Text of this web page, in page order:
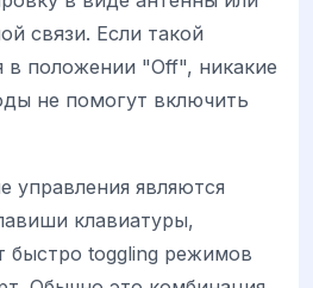
связи. Если такой
в положении "Off", никакие
не помогут включить
являются
клавиатуры,
быстро toggling режимов